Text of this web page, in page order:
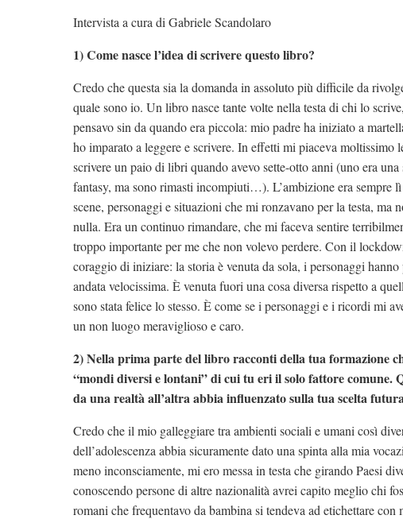
Intervista a cura di Gabriele Scandolaro
1) Come nasce l’idea di scrivere questo libro?
Credo che questa sia la domanda in assoluto più difficile da
quale sono io. Un libro nasce tante volte nella testa di chi lo
pensavo sin da quando era piccola: mio padre ha iniziato a
ho imparato a leggere e scrivere. In effetti mi piaceva moltissimo
scrivere un paio di libri quando avevo sette-otto anni (uno era
fantasy, ma sono rimasti incompiuti…). L’ambizione era sempre
scene, personaggi e situazioni che mi ronzavano per la testa, ma
nulla. Era un continuo rimandare, che mi faceva sentire
troppo importante per me che non volevo perdere. Con il
coraggio di iniziare: la storia è venuta da sola, i personaggi
andata velocissima. È venuta fuori una cosa diversa rispetto a
sono stata felice lo stesso. È come se i personaggi e i ricordi mi
un non luogo meraviglioso e caro.
2) Nella prima parte del libro racconti della tua formazione
“mondi diversi e lontani” di cui tu eri il solo fattore comune.
da una realtà all’altra abbia influenzato sulla tua scelta
Credo che il mio galleggiare tra ambienti sociali e umani così
dell’adolescenza abbia sicuramente dato una spinta alla mia
meno inconsciamente, mi ero messa in testa che girando Paesi
conoscendo persone di altre nazionalità avrei capito meglio chi
romani che frequentavo da bambina si tendeva ad etichettare